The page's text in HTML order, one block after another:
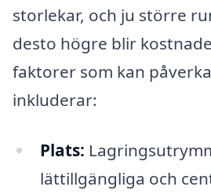
storlekar, och ju större
desto högre blir
faktorer som kan
inkluderar:
Plats:
lättillgängliga och